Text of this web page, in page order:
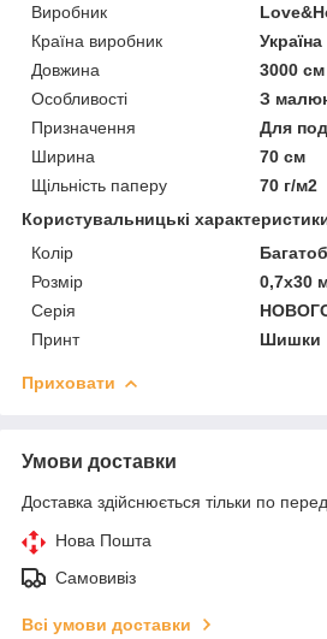
Виробник
Країна виробник
Україна
Довжина
3000 см
Особливості
З
Призначення
Для
Ширина
70 см
Щільність паперу
70 г/м2
Користувальницькі
Колір
Розмір
0,7х30
Серія
Принт
Шишки
Приховати
Умови доставки
Доставка здійснюється тільки по
Нова Пошта
Самовивіз
Всі умови доставки